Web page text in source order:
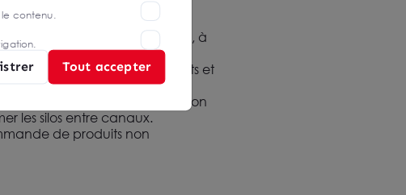
connectée au stock global, à
pour recommander des produits et
du CRM, du PIM (gestion
les silos entre canaux.
de produits non
contenu.
Tout accepter